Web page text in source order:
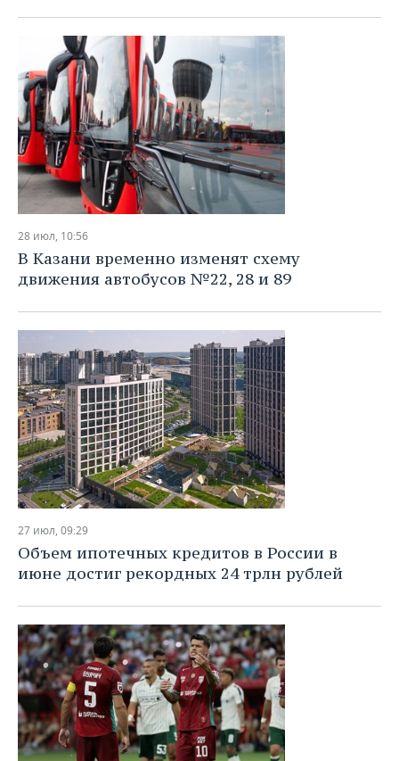
28 июл, 10:56
В Казани временно изменят схему
движения автобусов №22, 28 и 89
27 июл, 09:29
Объем ипотечных кредитов в России в
июне достиг рекордных 24 трлн рублей